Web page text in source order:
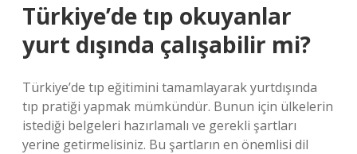
Türkiye’de tıp okuyanlar
yurt dışında çalışabilir mi?
Türkiye’de tıp eğitimini tamamlayarak yurtdışında
tıp pratiği yapmak mümkündür. Bunun için ülkelerin
istediği belgeleri hazırlamalı ve gerekli şartları
yerine getirmelisiniz. Bu şartların en önemlisi dil